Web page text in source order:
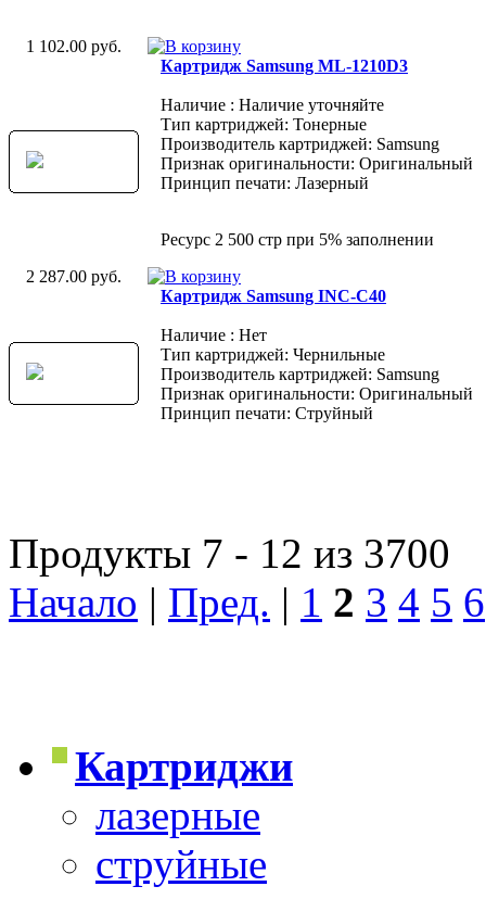
1 102.00 руб.
Картридж Samsung ML-1210D3
Наличие : Наличие уточняйте
Тип картриджей: Тонерные
Производитель картриджей: Samsung
Признак оригинальности: Оригинальный
Принцип печати: Лазерный
Ресурс 2 500 стр при 5% заполнении
2 287.00 руб.
Картридж Samsung INC-C40
Наличие : Нет
Тип картриджей: Чернильные
Производитель картриджей: Samsung
Признак оригинальности: Оригинальный
Принцип печати: Струйный
Продукты 7 - 12 из 3700
Начало | Пред. | 1 2 3 4 5 6
Картриджи
лазерные
струйные